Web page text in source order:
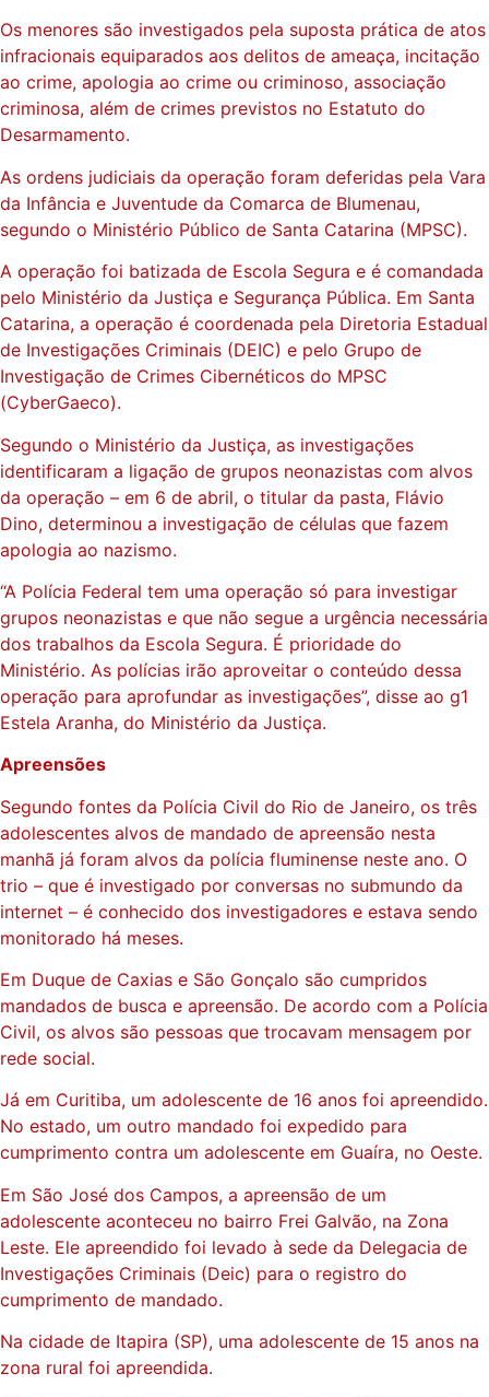
Os menores são investigados pela suposta prática de atos
infracionais equiparados aos delitos de ameaça, incitação
ao crime, apologia ao crime ou criminoso, associação
criminosa, além de crimes previstos no Estatuto do
Desarmamento.
As ordens judiciais da operação foram deferidas pela Vara
da Infância e Juventude da Comarca de Blumenau,
segundo o Ministério Público de Santa Catarina (MPSC).
A operação foi batizada de Escola Segura e é comandada
pelo Ministério da Justiça e Segurança Pública. Em Santa
Catarina, a operação é coordenada pela Diretoria Estadual
de Investigações Criminais (DEIC) e pelo Grupo de
Investigação de Crimes Cibernéticos do MPSC
(CyberGaeco).
Segundo o Ministério da Justiça, as investigações
identificaram a ligação de grupos neonazistas com alvos
da operação – em 6 de abril, o titular da pasta, Flávio
Dino, determinou a investigação de células que fazem
apologia ao nazismo.
“A Polícia Federal tem uma operação só para investigar
grupos neonazistas e que não segue a urgência necessária
dos trabalhos da Escola Segura. É prioridade do
Ministério. As polícias irão aproveitar o conteúdo dessa
operação para aprofundar as investigações”, disse ao g1
Estela Aranha, do Ministério da Justiça.
Apreensões
Segundo fontes da Polícia Civil do Rio de Janeiro, os três
adolescentes alvos de mandado de apreensão nesta
manhã já foram alvos da polícia fluminense neste ano. O
trio – que é investigado por conversas no submundo da
internet – é conhecido dos investigadores e estava sendo
monitorado há meses.
Em Duque de Caxias e São Gonçalo são cumpridos
mandados de busca e apreensão. De acordo com a Polícia
Civil, os alvos são pessoas que trocavam mensagem por
rede social.
Já em Curitiba, um adolescente de 16 anos foi apreendido.
No estado, um outro mandado foi expedido para
cumprimento contra um adolescente em Guaíra, no Oeste.
Em São José dos Campos, a apreensão de um
adolescente aconteceu no bairro Frei Galvão, na Zona
Leste. Ele apreendido foi levado à sede da Delegacia de
Investigações Criminais (Deic) para o registro do
cumprimento de mandado.
Na cidade de Itapira (SP), uma adolescente de 15 anos na
zona rural foi apreendida.